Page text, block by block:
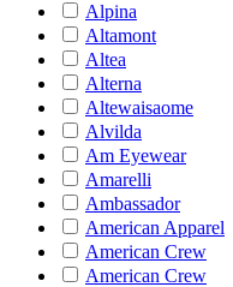
Alpina
Altamont
Altea
Alterna
Altewaisaome
Alvilda
Am Eyewear
Amarelli
Ambassador
American Apparel
American Crew
American Crew